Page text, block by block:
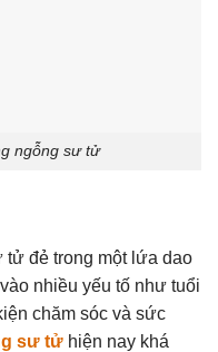
ngỗng sư tử
đẻ trong một lứa dao
nhiều yếu tố như tuổi
chăm sóc và sức
sư tử hiện nay khá